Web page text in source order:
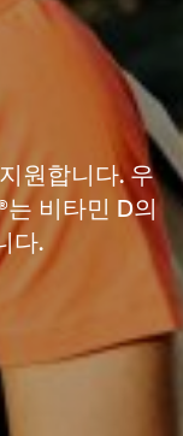
원합니다. 우
비타민 D의
다.